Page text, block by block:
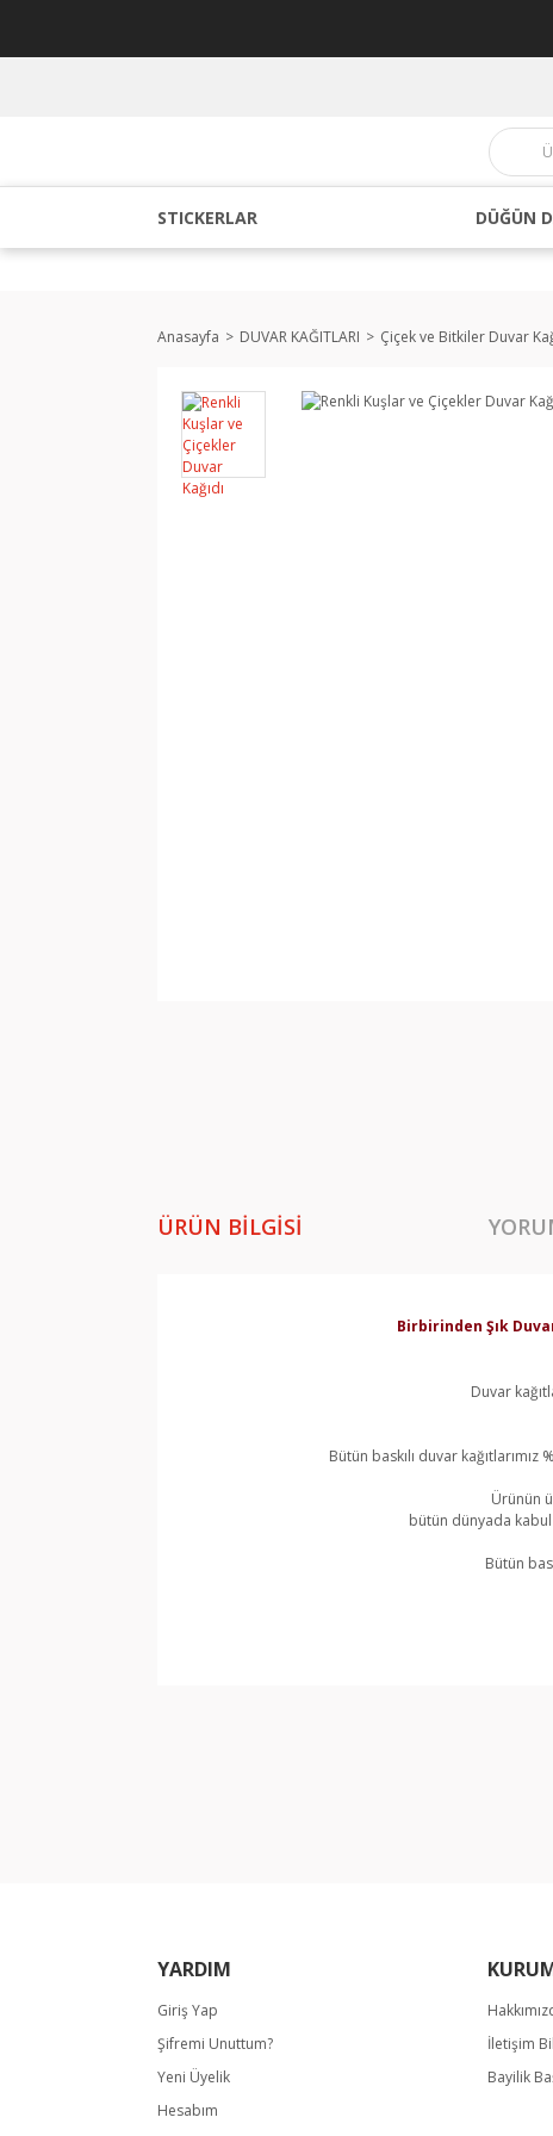
STICKERLAR DÜĞÜN
Anasayfa DUVAR KAĞITLARI Çiçek ve Bitkiler Duvar
ÜRÜN BILGISI
Birbirinden Şık
Duvar
Bütün baskılı duvar
Ürünün
bütün dünyada kabul
Bütün
YARDIM
Giriş Yap
Şifremi Unuttum?
Yeni Üyelik
Hesabım
İletişim
Bayilik